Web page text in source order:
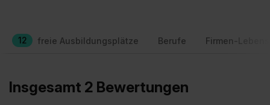
12 freie Ausbildungsplätze Berufe Firmen-
Insgesamt 2 Bewertungen